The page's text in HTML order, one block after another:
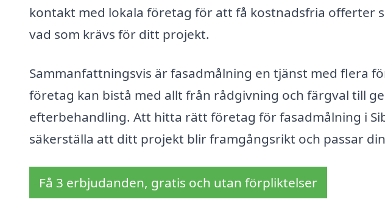
kontakt med lokala företag för att få kostnadsfria offerter
vad som krävs för ditt projekt.
Sammanfattningsvis är fasadmålning en tjänst med flera
företag kan bistå med allt från rådgivning och färgval till
efterbehandling. Att hitta rätt företag för fasadmålning i
säkerställa att ditt projekt blir framgångsrikt och passar
Få 3 erbjudanden, gratis och utan förpliktelser